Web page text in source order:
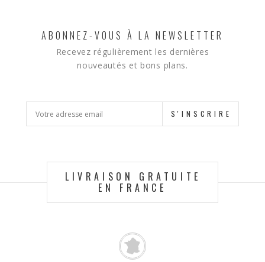
ABONNEZ-VOUS À LA NEWSLETTER
Recevez régulièrement les dernières
nouveautés et bons plans.
S'INSCRIRE
LIVRAISON GRATUITE
EN FRANCE